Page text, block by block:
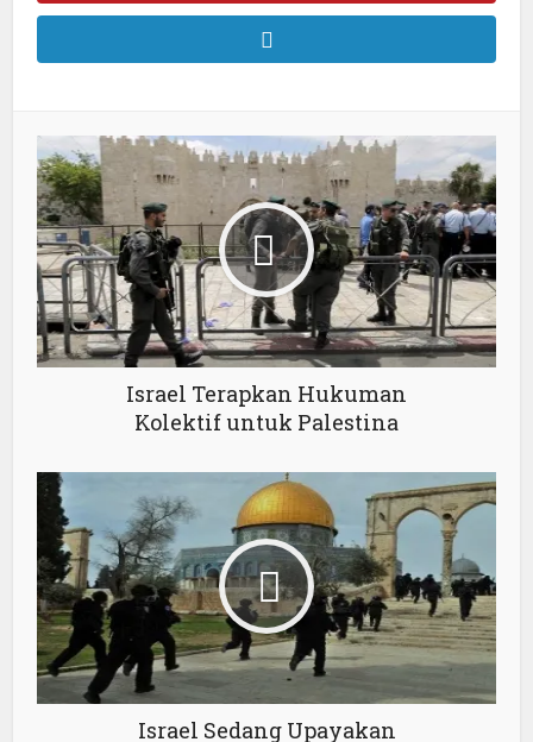
Israel Terapkan Hukuman
Kolektif untuk Palestina
Israel Sedang Upayakan